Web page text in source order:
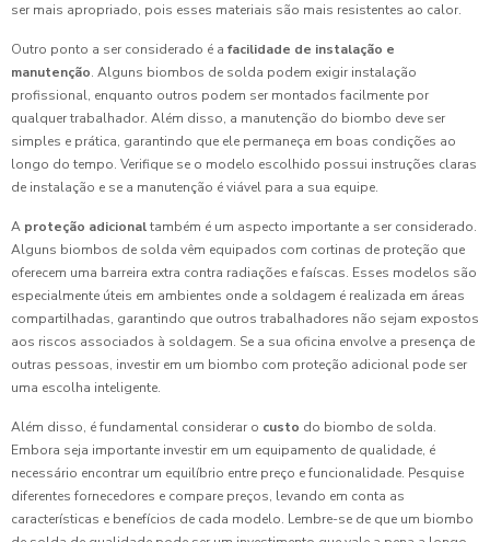
ser mais apropriado, pois esses materiais são mais resistentes ao calor.
Outro ponto a ser considerado é a facilidade de instalação e
manutenção. Alguns biombos de solda podem exigir instalação
profissional, enquanto outros podem ser montados facilmente por
qualquer trabalhador. Além disso, a manutenção do biombo deve ser
simples e prática, garantindo que ele permaneça em boas condições ao
longo do tempo. Verifique se o modelo escolhido possui instruções claras
de instalação e se a manutenção é viável para a sua equipe.
A proteção adicionaltambém é um aspecto importante a ser considerado.
Alguns biombos de solda vêm equipados com cortinas de proteção que
oferecem uma barreira extra contra radiações e faíscas. Esses modelos são
especialmente úteis em ambientes onde a soldagem é realizada em áreas
compartilhadas, garantindo que outros trabalhadores não sejam expostos
aos riscos associados à soldagem. Se a sua oficina envolve a presença de
outras pessoas, investir em um biombo com proteção adicional pode ser
uma escolha inteligente.
Além disso, é fundamental considerar o custo do biombo de solda.
Embora seja importante investir em um equipamento de qualidade, é
necessário encontrar um equilíbrio entre preço e funcionalidade. Pesquise
diferentes fornecedores e compare preços, levando em conta as
características e benefícios de cada modelo. Lembre-se de que um biombo